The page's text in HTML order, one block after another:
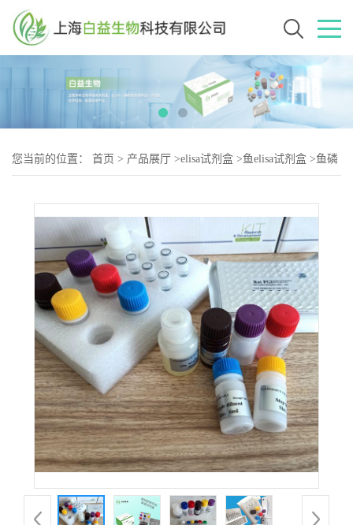
您当前的位置： 首页 > 产品展厅 >elisa试剂盒 >鱼elisa试剂盒 >鱼磷